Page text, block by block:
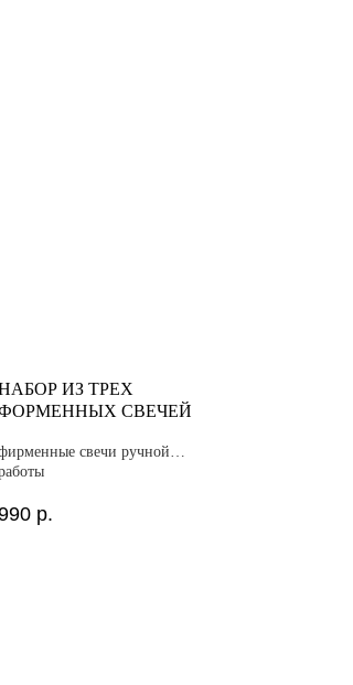
ИЗ ТРЕХ
СВЕЧЕЙ
свечи ручной
р.